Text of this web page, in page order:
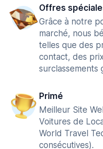
Offres
Grâce à notre
marché, nous
telles que des
contact, des
surclassements
Primé
Meilleur Site
Voitures de
World Travel
consécutives).